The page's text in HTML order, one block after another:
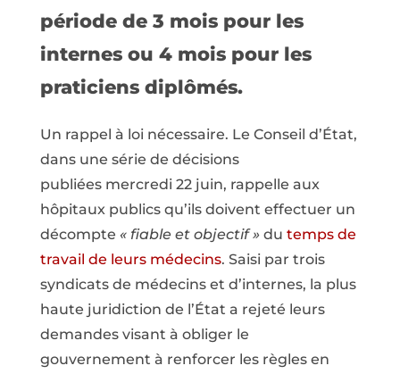
période de 3 mois pour les
internes ou 4 mois pour les
praticiens diplômés.
Un rappel à loi nécessaire. Le Conseil d’État,
dans une série de décisions
publiées mercredi 22 juin, rappelle aux
hôpitaux publics qu’ils doivent effectuer un
décompte « fiable et objectif »du temps de
travail de leurs médecins. Saisi par trois
syndicats de médecins et d’internes, la plus
haute juridiction de l’État a rejeté leurs
demandes visant à obliger le
gouvernement à renforcer les règles en